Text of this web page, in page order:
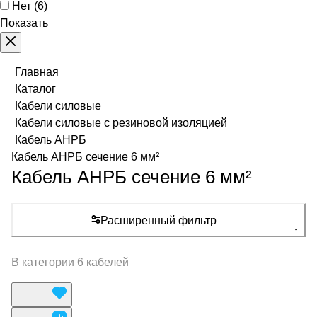
Нет (6)
Показать
Главная
Каталог
Кабели силовые
Кабели силовые с резиновой изоляцией
Кабель АНРБ
Кабель АНРБ сечение 6 мм²
Кабель АНРБ сечение 6 мм²
Расширенный фильтр
В категории 6 кабелей